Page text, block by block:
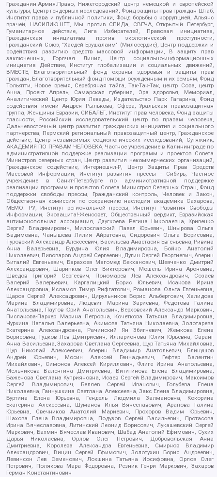
Гражданин.Армия.Право, Нижегородский центр немецкой и европейской
культуры, Центр гендерных исследований, Фонд защиты прав граждан Штаб,
Институт права и публичной политики, Фонд борьбы с коррупцией, Альянс
врачей, НАСИЛИЮ.НЕТ, Мы против СПИДа, СВЕЧА, Открытый Петербург,
Гуманитарное действие, Лига Избирателей, Правовая инициатива,
Гражданская инициатива против экологической преступности,
Гражданский Союз, "Хасдей Ерушалаим" (Милосердие), Центр поддержки и
содействия развитию средств массовой информации, В защиту прав
заключенных, Горячая Линия, Центр социально-информационных
инициатив Действие, Институт глобализации и социальных движений,
ВМЕСТЕ, Благотворительный фонд охраны здоровья и защиты прав
граждан, Благотворительный фонд помощи осужденным и их семьям, Фонд
Тольятти, Новое время, Серебряная тайга, Так-Так-Так, центр Сова, центр
Анна, Проект Апрель, Самарская губерния, Эра здоровья, Мемориал,
Аналитический Центр Юрия Левады, Издательство Парк Гагарина, Фонд
содействия имени Андрея Рылькова, Сфера, Уральская правозащитная
группа, Женщины Евразии, СИБАЛЬТ, Институт прав человека, Фонд защиты
гласности, Российский исследовательский центр по правам человека,
Дальневосточный центр развития гражданских инициатив и социального
партнерства, Пермский региональный правозащитный центр, Гражданское
действие, Центр независимых социологических исследований, Сутяжник,
АКАДЕМИЯ ПО ПРАВАМ ЧЕЛОВЕКА, Частное учреждение в Калининграде по
административной поддержке реализации программ и проектов Совета
Министров северных стран, Центр развития некоммерческих организаций,
Гражданское содействие, Интернешнл-Р, Центр Защиты Прав Средств
Массовой Информации, Институт развития прессы - Сибирь, Частное
учреждение в Санкт-Петербурге по административной поддержке
реализации программ и проектов Совета Министров Северных Стран, Фонд
поддержки свободы прессы, Гражданский контроль, Человек и Закон,
Общественная комиссия по сохранению наследия академика Сахарова,
МЕМО. РУ, Институт региональной прессы, Институт Развития Свободы
Информации, Экозащита!-Женсовет, Общественный вердикт, Евразийская
антимонопольная ассоциация, Дзугкоева Регина Николаевна, Кривенко
Сергей Владимирович, Милославский Павел Юрьевич, Шнырова Ольга
Вадимовна, Чанышева Лилия Айратовна, Сидорович Ольга Борисовна,
Туровский Александр Алексеевич, Васильева Анастасия Евгеньевна, Ривина
Анна Валерьевна, Бурдина Юлия Владимировна, Бойко Анатолий
Николаевич, Пивоваров Андрей Сергеевич, Дугин Сергей Георгиевич, Аверин
Виталий Евгеньевич, Барахоев Магомед Бекханович, Шевченко Дмитрий
Александрович, Шарипков Олег Викторович, Мошель Ирина Ароновна,
Шведов Григорий Сергеевич, Пономарев Лев Александрович, Созаев
Валерий Валерьевич, Каргалицкий Борис Юльевич, Исакова Ирина
Александровна, Исламов Тимур Рифгатович, Романова Ольга Евгеньевна,
Щаров Сергей Алексадрович, Цирульников Борис Альбертович, Халидова
Марина Владимировна, Людевиг Марина Зариевна, Федотова Галина
Анатольевна, Паутов Юрий Анатольевич, Верховский Александр Маркович,
Пислакова-Паркер Марина Петровна, Кочеткова Татьяна Владимировна,
Чуркина Наталья Валерьевна, Акимова Татьяна Николаевна, Золотарева
Екатерина Александровна, Рачинский Ян Збигневич, Жемкова Елена
Борисовна, Гудков Лев Дмитриевич, Илларионова Юлия Юрьевна, Саранг
Анна Васильевна, Захарова Светлана Сергеевна, Щур Татьяна Михайловна,
Щур Николай Алексеевич, Аверин Владимир Анатольевич, Блинушов
Андрей Юрьевич, Мосин Алексей Геннадьевич, Гефтер Валентин
Михайлович, Симонов Алексей Кириллович, Флиге Ирина Анатольевна,
Мельникова Валентина Дмитриевна, Вититинова Елена Владимировна,
Баженова Светлана Куприяновна, Исаев Сергей Владимирович, Максимов
Сергей Владимирович, Беляев Сергей Иванович, Голубева Елена
Николаевна, Ганнушкина Светлана Алексеевна, Закс Елена Владимировна,
Буртина Елена Юрьевна, Гендель Людмила Залмановна, Кокорина
Екатерина Алексеевна, Шуманов Илья Вячеславович, Арапова Галина
Юрьевна, Свечников Анатолий Мариевич, Прохоров Вадим Юрьевич,
Шахова Елена Владимировна, Подузов Сергей Васильевич, Протасова
Ирина Вячеславовна, Литинский Леонид Борисович, Лукашевский Сергей
Маркович, Бахмин Вячеслав Иванович, Шабад Анатолий Ефимович, Сухих
Дарья Николаевна, Орлов Олег Петрович, Добровольская Анна
Дмитриевна, Королева Александра Евгеньевна, Смирнов Владимир
Александрович, Вицин Сергей Ефимович, Золотухин Борис Андреевич,
Левинсон Лев Семенович, Локшина Татьяна Иосифовна, Орлов Олег
Петрович, Полякова Мара Федоровна, Резник Генри Маркович, Захаров
Герман Константинович